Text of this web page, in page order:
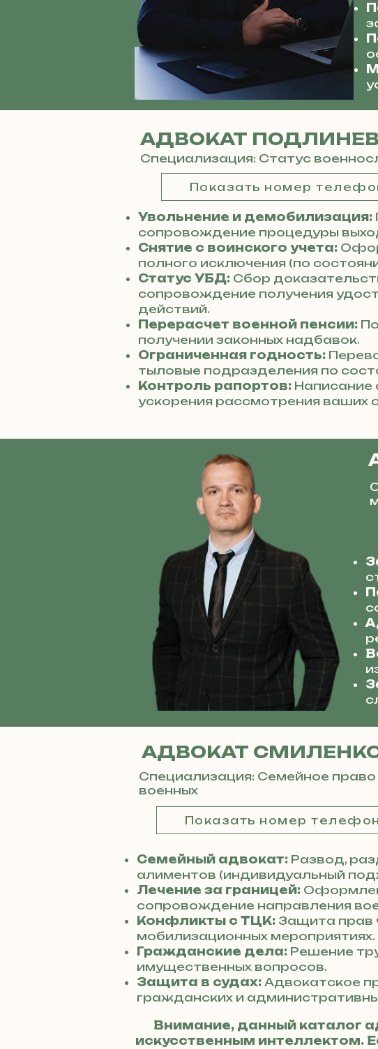
АДВОКАТ
Специализация: Статус
Показать номер
Увольнение и демобилизация:
сопровождение процедуры
Снятие с воинского учета:
полного исключения (по
Статус УБД: Сбор
сопровождение получения
действий.
Перерасчет военной пенсии:
получении законных надбавок.
Ограниченная годность:
тыловые подразделения по
Контроль рапортов: Написание
ускорения рассмотрения ваших
АДВОКАТ
Специализация: Семейное
военных
Показать номер
Семейный адвокат: Развод,
алиментов (индивидуальный
Лечение за границей:
сопровождение направления
Конфликты с ТЦК: Защита прав
мобилизационных мероприятиях.
Гражданские дела: Решение
имущественных вопросов.
Защита в судах: Адвокатское
гражданских и
Внимание, данный каталог
искусственным интеллектом.